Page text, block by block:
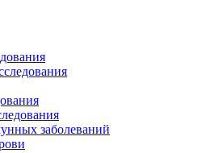
заболеваний